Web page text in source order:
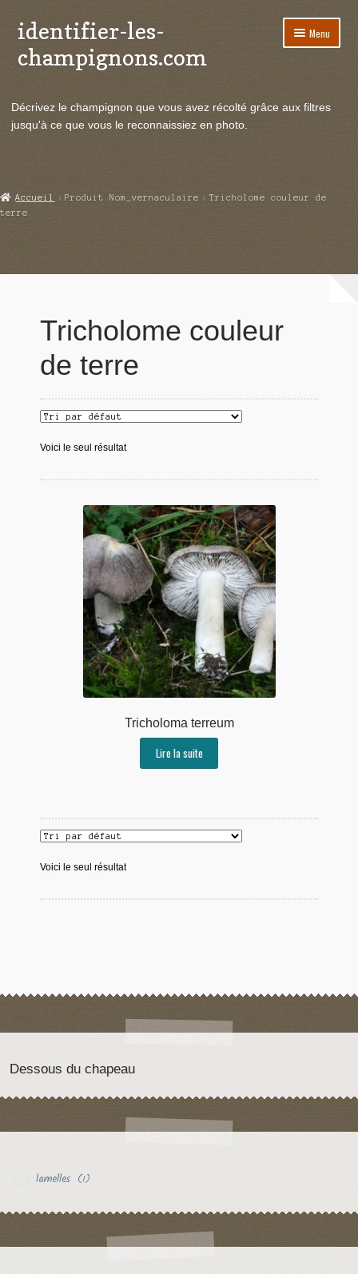
Aller
à
la
Aller
au
contenu
identifier-les-
champignons.com
Menu
le
Actualités
menu
Echanges et contacts
Ouvrir
Décrivez le champignon que vous avez récolté grâce aux filtres
jusqu'à ce que vous le reconnaissiez en photo.
Accueil Produit Nom_vernaculaire
Tricholome couleur de
terre
Tricholome couleur
de terre
Voici le seul résultat
Tricholoma terreum
Lire la suite
Voici le seul résultat
Dessous du chapeau
lamelles (1)